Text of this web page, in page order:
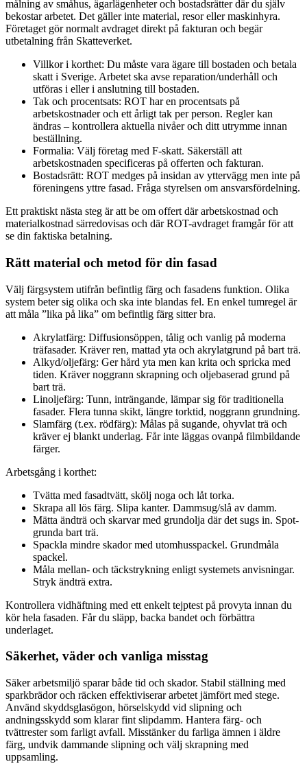
målning av småhus, ägarlägenheter och bostadsrätter där du själv
bekostar arbetet. Det gäller inte material, resor eller maskinhyra.
Företaget gör normalt avdraget direkt på fakturan och begär
utbetalning från Skatteverket.
Villkor i korthet: Du måste vara ägare till bostaden och betala
skatt i Sverige. Arbetet ska avse reparation/underhåll och
utföras i eller i anslutning till bostaden.
Tak och procentsats: ROT har en procentsats på
arbetskostnader och ett årligt tak per person. Regler kan
ändras – kontrollera aktuella nivåer och ditt utrymme innan
beställning.
Formalia: Välj företag med F-skatt. Säkerställ att
arbetskostnaden specificeras på offerten och fakturan.
Bostadsrätt: ROT medges på insidan av yttervägg men inte på
föreningens yttre fasad. Fråga styrelsen om ansvarsfördelning.
Ett praktiskt nästa steg är att be om offert där arbetskostnad och
materialkostnad särredovisas och där ROT-avdraget framgår för att
se din faktiska betalning.
Rätt material och metod för din fasad
Välj färgsystem utifrån befintlig färg och fasadens funktion. Olika
system beter sig olika och ska inte blandas fel. En enkel tumregel är
att måla ”lika på lika” om befintlig färg sitter bra.
Akrylatfärg: Diffusionsöppen, tålig och vanlig på moderna
träfasader. Kräver ren, mattad yta och akrylatgrund på bart trä.
Alkyd/oljefärg: Ger hård yta men kan krita och spricka med
tiden. Kräver noggrann skrapning och oljebaserad grund på
bart trä.
Linoljefärg: Tunn, inträngande, lämpar sig för traditionella
fasader. Flera tunna skikt, längre torktid, noggrann grundning.
Slamfärg (t.ex. rödfärg): Målas på sugande, ohyvlat trä och
kräver ej blankt underlag. Får inte läggas ovanpå film­bildande
färger.
Arbetsgång i korthet:
Tvätta med fasadtvätt, skölj noga och låt torka.
Skrapa all lös färg. Slipa kanter. Dammsug/slå av damm.
Mätta ändträ och skarvar med grundolja där det sugs in. Spot-
grunda bart trä.
Spackla mindre skador med utomhusspackel. Grundmåla
spackel.
Måla mellan- och täckstrykning enligt systemets anvisningar.
Stryk ändträ extra.
Kontrollera vidhäftning med ett enkelt tejptest på provyta innan du
kör hela fasaden. Får du släpp, backa bandet och förbättra
underlaget.
Säkerhet, väder och vanliga misstag
Säker arbetsmiljö sparar både tid och skador. Stabil ställning med
sparkbrädor och räcken effektiviserar arbetet jämfört med stege.
Använd skyddsglasögon, hörselskydd vid slipning och
andningsskydd som klarar fint slipdamm. Hantera färg- och
tvättrester som farligt avfall. Misstänker du farliga ämnen i äldre
färg, undvik dammande slipning och välj skrapning med
uppsamling.